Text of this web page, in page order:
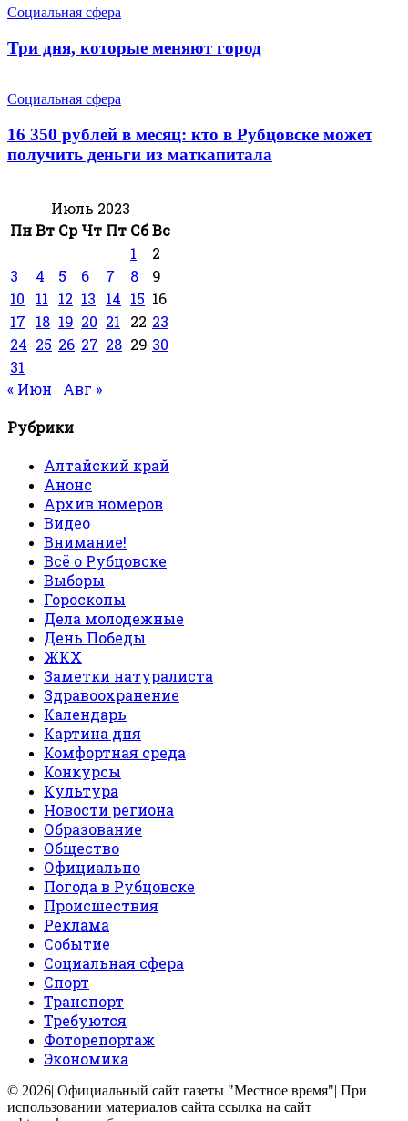
Социальная сфера
Три дня, которые меняют город
Социальная сфера
16 350 рублей в месяц: кто в Рубцовске может
получить деньги из маткапитала
Июль 2023
ПнВт Ср Чт Пт СбВс
1
2
3
4 5 6 7 8
9
10
11 12 13 14 15 16
17
18 19 20 21 22 23
24 25 26 27 28 29 30
31
« Июн
Авг »
Рубрики
Алтайский край
Анонс
Архив номеров
Видео
Внимание!
Всё о Рубцовске
Выборы
Гороскопы
Дела молодежные
День Победы
ЖКХ
Заметки натуралиста
Здравоохранение
Календарь
Картина дня
Комфортная среда
Конкурсы
Культура
Новости региона
Образование
Общество
Официально
Погода в Рубцовске
Происшествия
Реклама
Событие
Социальная сфера
Спорт
Транспорт
Требуются
Фоторепортаж
Экономика
© 2026| Официальный сайт газеты "Местное время"| При
использовании материалов сайта ссылка на сайт